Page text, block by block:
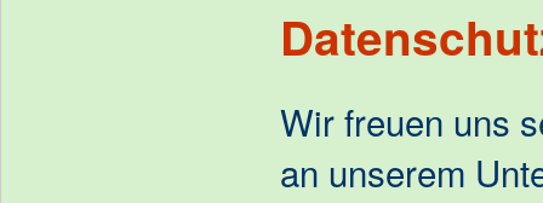
Wir freuen uns
an unserem